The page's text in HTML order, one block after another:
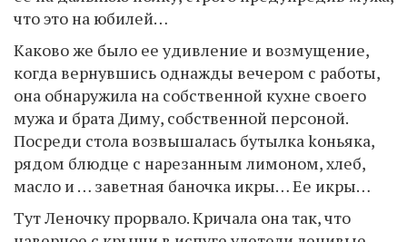
что это на юбилей…
Каково же было ее удивление и возмущение,
когда вернувшись однажды вечером с работы,
она обнаружила на собственной кухне своего
мужа и брата Диму, собственной персоной.
Посреди стола возвышалась бутылка koньяка,
рядом блюдце с нарезанным лимоном, хлеб,
масло и … заветная баночка икры… Ее икры…
Тут Леночку прорвало. Кричала она так, что